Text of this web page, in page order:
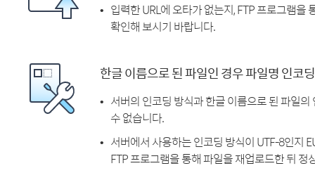
입력한 URL에 오타가 없는지, FTP 프로그램
확인해 보시기 바랍니다.
한글 이름으로 된 파일인 경우 파일명 인코
서버의 인코딩 방식과 한글 이름으로 된 파일
수 없습니다.
서버에서 사용하는 인코딩 방식이 UTF-8인지
FTP 프로그램을 통해 파일을 재업로드한 뒤